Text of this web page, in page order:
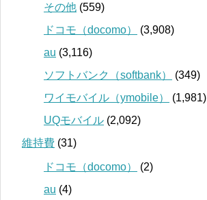
その他 (559)
ドコモ（docomo）
(3,908)
au (3,116)
ソフトバンク（softbank）
(349)
ワイモバイル（ymobile）
(1,981)
UQモバイル (2,092)
維持費 (31)
ドコモ（docomo）
(2)
au (4)